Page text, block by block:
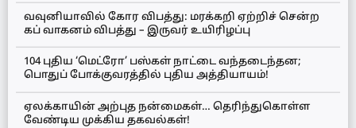
வவுனியாவில் கோர விபத்து: மரக்கறி ஏற்றிச் சென்ற
கப் வாகனம் விபத்து – இருவர் உயிரிழப்பு
104 புதிய ‘மெட்ரோ’ பஸ்கள் நாட்டை வந்தடைந்தன;
பொதுப் போக்குவரத்தில் புதிய அத்தியாயம்!
ஏலக்காயின் அற்புத நன்மைகள்… தெரிந்துகொள்ள
வேண்டிய முக்கிய தகவல்கள்!